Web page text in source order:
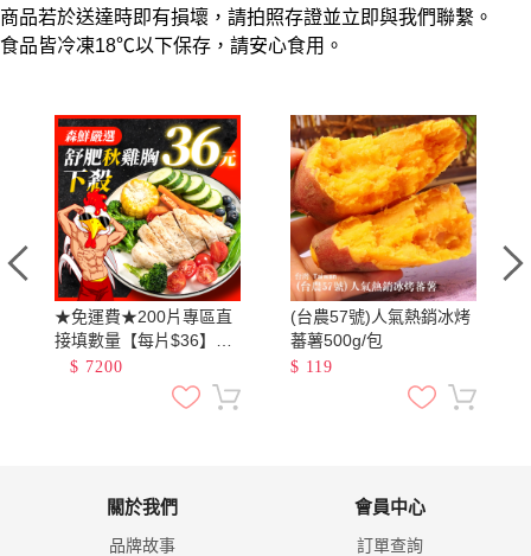
商品若於送達時即有損壞，請拍照存證並立即與我們聯繫。
食品皆冷凍18℃以下保存，請安心食用。
★免運費★200片專區直
接填數量【每片$36】
200片以上請私訊官方
$ 7200
(台農57號)人氣熱銷冰烤
蕃薯500g/包
$ 119
關於我們
品牌故事
會員中心
訂單查詢